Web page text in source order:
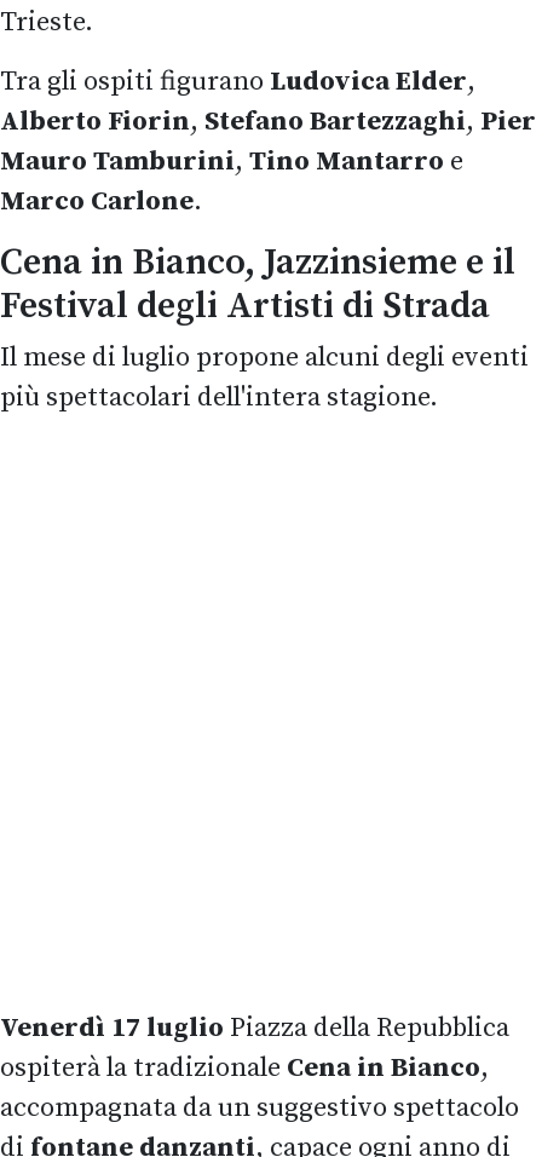
Trieste.
Tra gli ospiti figurano Ludovica Elder,
Alberto Fiorin, Stefano Bartezzaghi, Pier
Mauro Tamburini, Tino Mantarro e
Marco Carlone.
Cena in Bianco, Jazzinsieme e il
Festival degli Artisti di Strada
Il mese di luglio propone alcuni degli eventi
più spettacolari dell'intera stagione.
Venerdì 17 luglio Piazza della Repubblica
ospiterà la tradizionale Cena in Bianco,
accompagnata da un suggestivo spettacolo
di fontane danzanti, capace ogni anno di